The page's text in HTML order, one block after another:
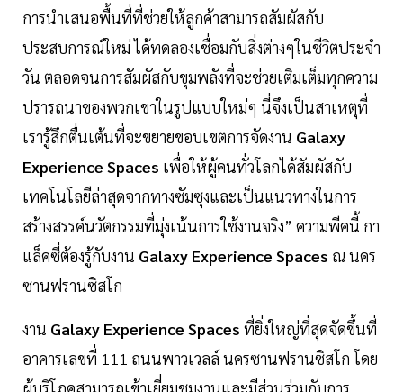
การนำเสนอพื้นที่ที่ช่วยให้ลูกค้าสามารถสัมผัสกับ
ประสบการณ์ใหม่ ได้ทดลองเชื่อมกับสิ่งต่างๆในชีวิตประจำ
วัน ตลอดจนการสัมผัสกับขุมพลังที่จะช่วยเติมเต็มทุกความ
ปรารถนาของพวกเขาในรูปแบบใหม่ๆ นี่จึงเป็นสาเหตุที่
เรารู้สึกตื่นเต้นที่จะขยายขอบเขตการจัดงาน Galaxy
Experience Spaces เพื่อให้ผู้คนทั่วโลกได้สัมผัสกับ
เทคโนโลยีล่าสุดจากทางซัมซุงและเป็นแนวทางในการ
สร้างสรรค์นวัตกรรมที่มุ่งเน้นการใช้งานจริง” ความพีคนี้ กา
แล็คซี่ต้องรู้กับงาน Galaxy Experience Spaces ณ นคร
ซานฟรานซิสโก
งาน Galaxy Experience Spaces ที่ยิ่งใหญ่ที่สุดจัดขึ้นที่
อาคารเลขที่ 111 ถนนพาวเวลล์ นครซานฟรานซิสโก โดย